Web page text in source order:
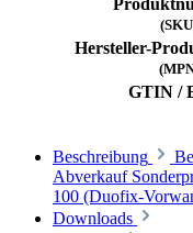
Hersteller-
GTIN /
Beschreibung
Abverkauf
100 (Duofix-
Downloads